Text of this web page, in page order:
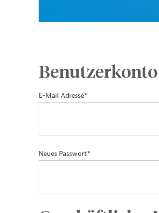
Benutzerkonto
E-Mail Adresse*
Neues Passwort*